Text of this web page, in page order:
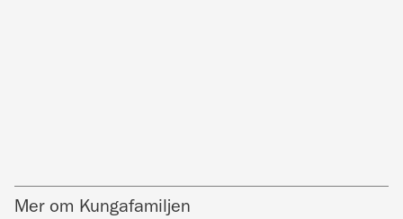
Mer om Kungafamiljen